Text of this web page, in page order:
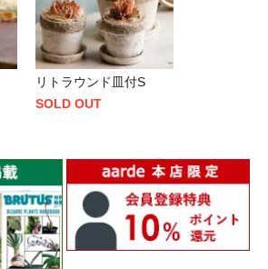
リトラウンド皿付S
SOLD OUT